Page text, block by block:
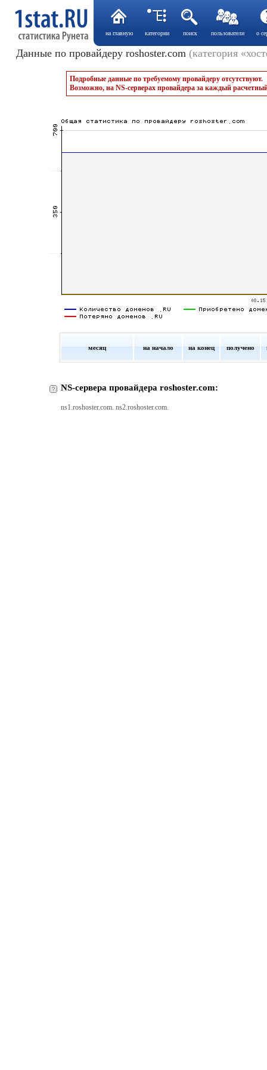
на главную категории поиск пользователи о
Данные по провайдеру roshoster.com (категория
Подробные данные по требуемому провайдеру отсутствуют.
Возможно, на NS-серверах провайдера за каждый
месяц на начало на конец получено
NS-сервера провайдера roshoster.com:
ns1.roshoster.com. ns2.roshoster.com.